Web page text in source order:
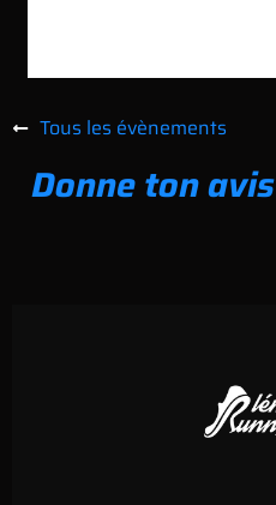
Tous les évènements
Donne ton avis